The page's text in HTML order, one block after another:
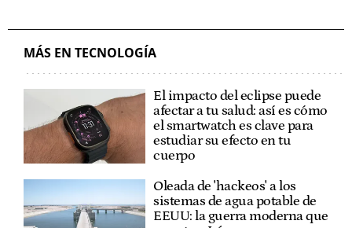
MÁS EN TECNOLOGÍA
El impacto del eclipse puede
afectar a tu salud: así es cómo
el smartwatch es clave para
estudiar su efecto en tu
cuerpo
Oleada de 'hackeos' a los
sistemas de agua potable de
EEUU: la guerra moderna que